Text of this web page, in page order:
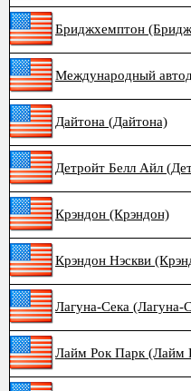
Бриджхемптон
Международный
Дайтона (Дайтона)
Детройт Белл Айл
Крэндон (Крэндон)
Крэндон Нэскви
Лагуна-Сека (Лагуна-
Лайм Рок Парк (Лайм